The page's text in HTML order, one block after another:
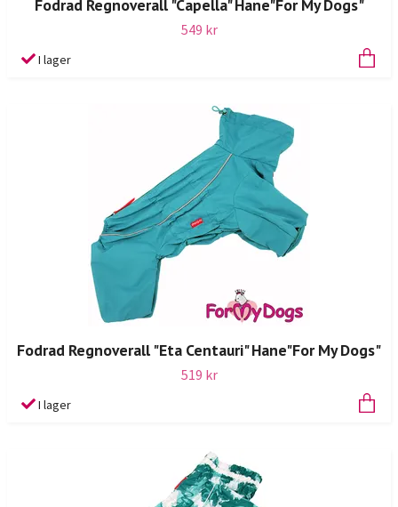
Fodrad Regnoverall "Capella" Hane"For My Dogs"
549 kr
I lager
Fodrad Regnoverall "Eta Centauri" Hane"For My Dogs"
519 kr
I lager